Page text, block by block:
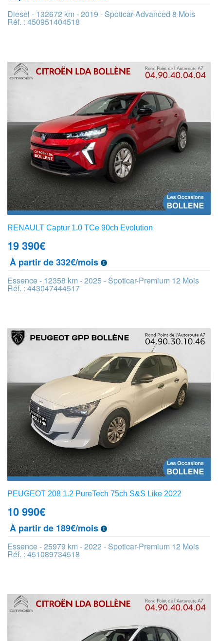
Diesel - 132672 km - 2019 - Spoticar-Advanced 8 Mois
Réf. : 450951404518
RENAULT Captur 1.0 TCe 90ch Evolution
19 390€
À partir de 332€/mois
Essence - 12358 km - 2025 - Spoticar-Premium 12 Mois
Réf. : 443047444517
PEUGEOT 208 1.2 PureTech 75ch S&S Like 2022
10 990€
À partir de 189€/mois
Essence - 25979 km - 2022 - Spoticar-Premium 12 Mois
Réf. : 451089734518